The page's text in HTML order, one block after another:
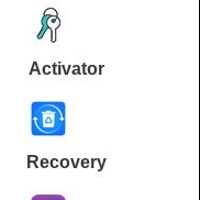
Activator
Recovery